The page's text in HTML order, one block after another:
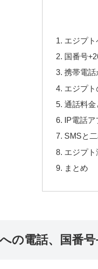
エジプ
国番号
携帯電
エジプ
通話料金
IP電話ア
SMSと
エジプ
まとめ
の電話、国番